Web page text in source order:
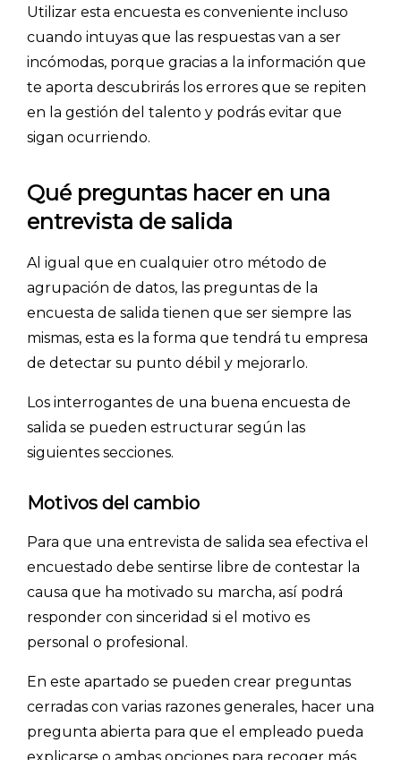
Utilizar esta encuesta es conveniente incluso
cuando intuyas que las respuestas van a ser
incómodas, porque gracias a la información que
te aporta descubrirás los errores que se repiten
en la gestión del talento y podrás evitar que
sigan ocurriendo.
Qué preguntas hacer en una
entrevista de salida
Al igual que en cualquier otro método de
agrupación de datos, las preguntas de la
encuesta de salida tienen que ser siempre las
mismas, esta es la forma que tendrá tu empresa
de detectar su punto débil y mejorarlo.
Los interrogantes de una buena encuesta de
salida se pueden estructurar según las
siguientes secciones.
Motivos del cambio
Para que una entrevista de salida sea efectiva el
encuestado debe sentirse libre de contestar la
causa que ha motivado su marcha, así podrá
responder con sinceridad si el motivo es
personal o profesional.
En este apartado se pueden crear preguntas
cerradas con varias razones generales, hacer una
pregunta abierta para que el empleado pueda
explicarse o ambas opciones para recoger más